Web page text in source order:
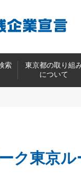
索
東京都の取り組
について
ク東京ル